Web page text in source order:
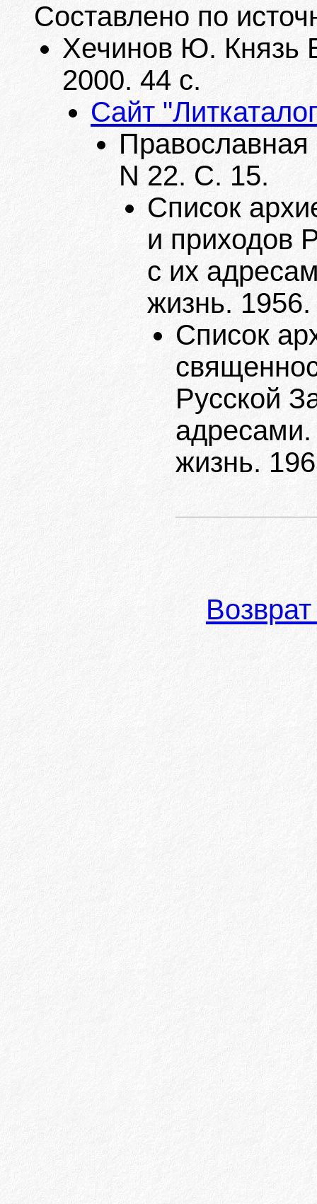
Составлено по
Хечинов Ю. Князь
2000. 44 с.
Сайт
N 22. С. 15.
Список
и приходов
с их
жизнь.
Список
Русской
адресами.
жизнь.